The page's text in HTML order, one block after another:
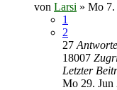
von Larsi » Mo 7.
1
2
27
18007
Letzter
Mo 29. Jun